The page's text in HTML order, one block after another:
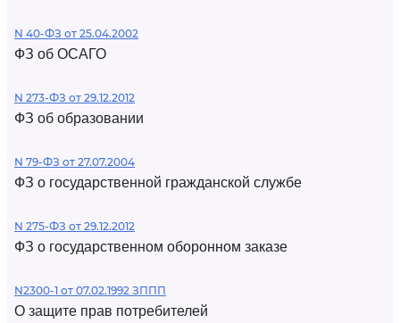
N 40-ФЗ от 25.04.2002
ФЗ об ОСАГО
N 273-ФЗ от 29.12.2012
ФЗ об образовании
N 79-ФЗ от 27.07.2004
ФЗ о государственной гражданской службе
N 275-ФЗ от 29.12.2012
ФЗ о государственном оборонном заказе
N2300-1 от 07.02.1992 ЗППП
О защите прав потребителей